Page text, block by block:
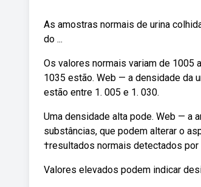
As amostras normais de urina
do ...
Os valores normais variam de 1005
1035 estão. Web — a densidade da
estão entre 1. 005 e 1. 030.
Uma densidade alta pode. Web — a
substâncias, que podem alterar o
†resultados normais detectados
Valores elevados podem indicar